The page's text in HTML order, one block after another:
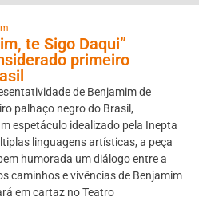
te Sigo Daqui”
primeiro
de Benjamim de
palhaço negro do Brasil,
espetáculo idealizado pela Inepta
linguagens artísticas, a peça
humorada um diálogo entre a
caminhos e vivências de Benjamim
em cartaz no Teatro